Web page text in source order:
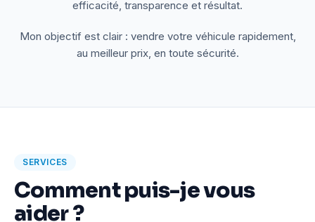
efficacité, transparence et résultat.
Mon objectif est clair : vendre votre véhicule rapidement,
au meilleur prix, en toute sécurité.
SERVICES
Comment puis-je vous
aider ?